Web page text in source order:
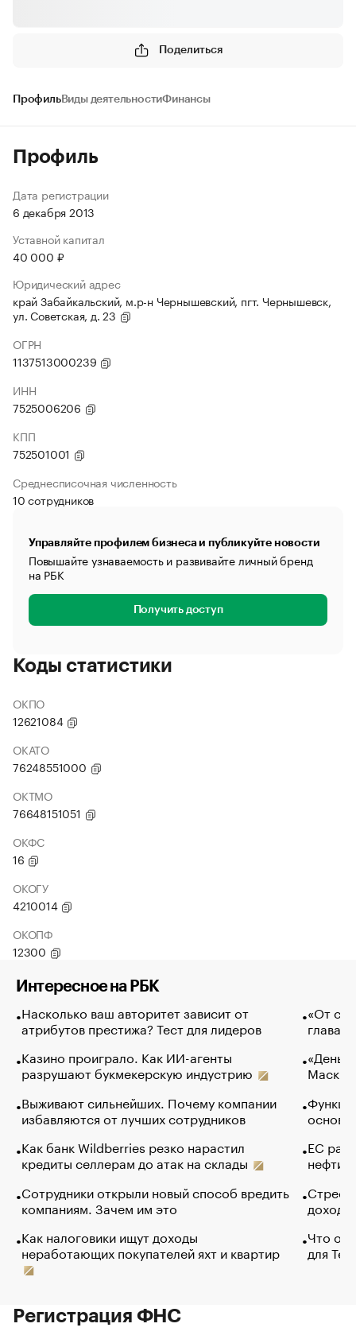
Поделиться
ПрофильВиды деятельностиФинансы
Профиль
Дата регистрации
6 декабря 2013
Уставной капитал
40 000 ₽
Юридический адрес
край Забайкальский, м.р-н Чернышевский, пгт. Чернышевск,
ул. Советская, д. 23
ОГРН
1137513000239
ИНН
7525006206
КПП
752501001
Среднесписочная численность
10 сотрудников
Управляйте профилем бизнеса и публикуйте новости
Повышайте узнаваемость и развивайте личный бренд
на РБК
Получить доступ
Коды статистики
ОКПО
12621084
ОКАТО
76248551000
ОКТМО
76648151051
ОКФС
16
ОКОГУ
4210014
ОКОПФ
12300
Интересное на РБК
Насколько ваш авторитет зависит от
атрибутов престижа? Тест для лидеров
Казино проиграло. Как ИИ-агенты
разрушают букмекерскую индустрию
Выживают сильнейших. Почему компании
избавляются от лучших сотрудников
Как банк Wildberries резко нарастил
кредиты селлерам до атак на склады
Сотрудники открыли новый способ вредить
компаниям. Зачем им это
Как налоговики ищут доходы
неработающих покупателей яхт и квартир
«От
глава
Маск в
основ
ЕС
нефти
Что
для
Регистрация ФНС